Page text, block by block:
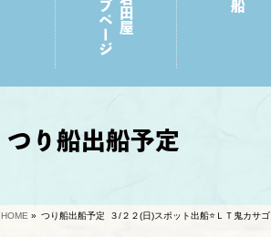
岩田屋
つり船出船予定
HOME » つり船出船予定 ３/２２(日)スポット出船⭐ＬＴ鬼カサゴ